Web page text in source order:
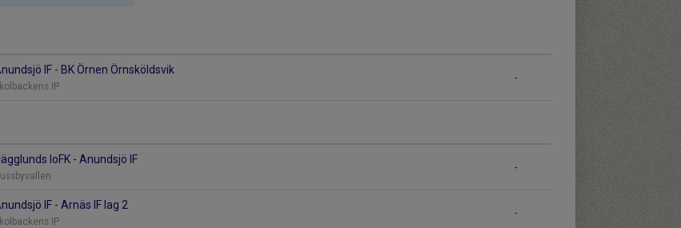
-
IF - BK Örnen Örnsköldsvik
IP
-
IoFK - Anundsjö IF
-
IF - Arnäs IF lag 2
IP